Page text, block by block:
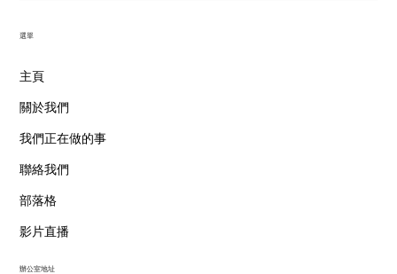
主頁
關於我們
我們正在做的事
聯絡我們
部落格
影片直播
​選單
辦公室地址